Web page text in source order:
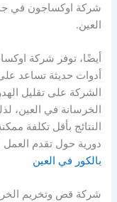
شركة اوكساجون في
العين.
أيضًا، توفر شركة
أدوات حديثة تساعد
الشركة على تقليل
الخرسانة في العين،
النتائج بأقل تكلفة
دورية حول تقدم العمل
بالكور في العين
شركة قص وتخريم